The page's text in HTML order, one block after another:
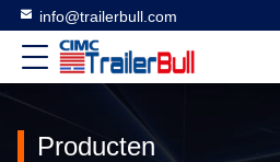
info@trailerbull.com
Producten